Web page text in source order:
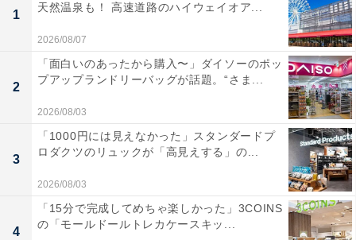
1
天然温泉も！ 高速道路のハイウェイオア...
2026/08/07
2
「面白いのあったから購入〜」ダイソーのポッ
プアップランドリーバッグが話題。“さま...
2026/08/03
3
「1000円には見えなかった」スタンダードプ
ロダクツのリュックが「高見えする」の...
2026/08/03
4
「15分で完成してめちゃ楽しかった」3COINS
の「モールドールトレカケースキッ...